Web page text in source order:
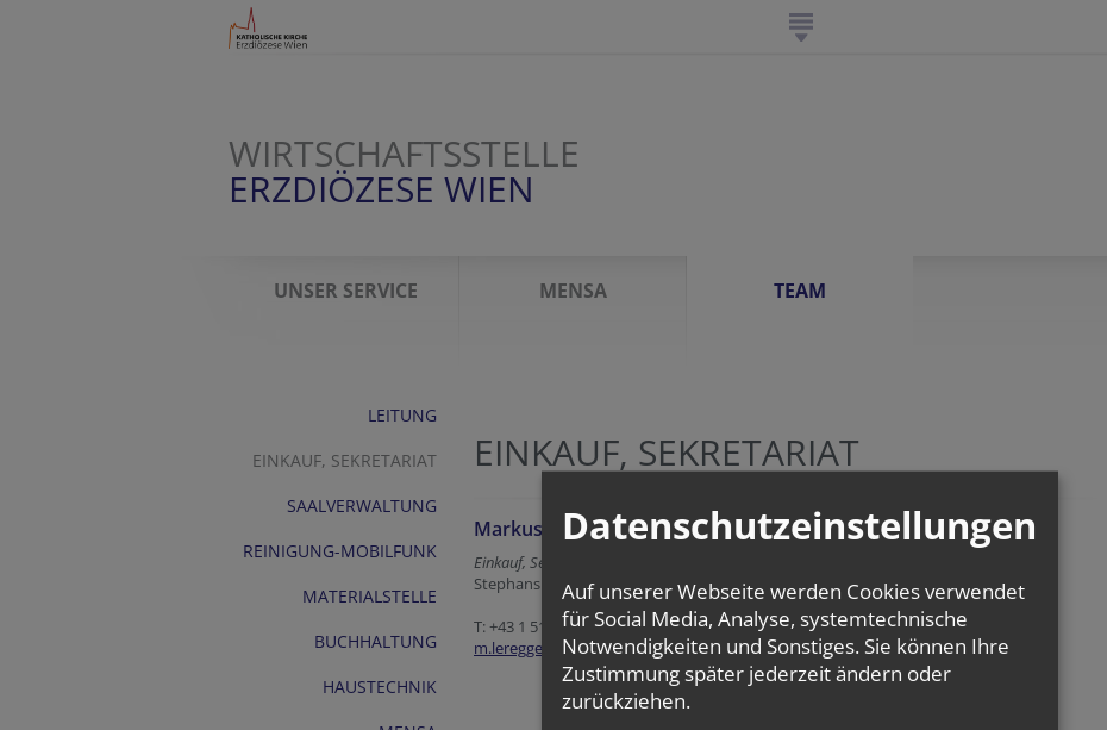
WIRTSCHAFTSSTELLE
ERZDIÖZESE WIEN
UNSER SERVICE MENSA TEAM
LEITUNG
EINKAUF, SEKRETARIAT
SAALVERWALTUNG
REINIGUNG-MOBILFUNK
MATERIALSTELLE
BUCHHALTUNG
HAUSTECHNIK
EINKAUF, SEKRETARIAT
Markus LEREGGER
Einkauf, Sekretariat
Stephansplatz 6 / Stg. 1 / 5. Stock / 512
T: +43 1 515 52 3610
m.leregger@edw.or.at
Datenschutzeinstellungen
Auf unserer Webseite werden Cookies verwendet
für Social Media, Analyse, systemtechnische
Notwendigkeiten und Sonstiges. Sie können Ihre
Zustimmung später jederzeit ändern oder
zurückziehen.